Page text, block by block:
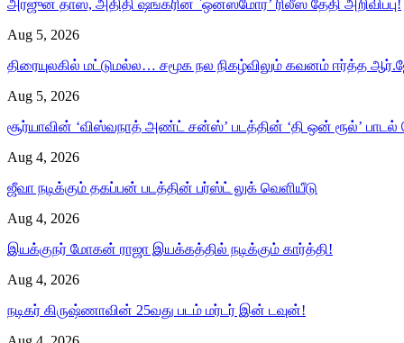
அர்ஜுன் தாஸ், அதிதி ஷங்கரின் `ஒன்ஸ்மோர்’ ரிலீஸ் தேதி அறிவிப்பு!
Aug 5, 2026
திரையுலகில் மட்டுமல்ல… சமூக நல நிகழ்விலும் கவனம் ஈர்த்த
Aug 5, 2026
சூர்யாவின் ‘விஸ்வநாத் அண்ட் சன்ஸ்’ படத்தின் ‘தி ஒன் ரூல்’ பாடல்
Aug 4, 2026
ஜீவா நடிக்கும் தகப்பன் படத்தின் பர்ஸ்ட் லுக் வெளியீடு
Aug 4, 2026
இயக்குநர் மோகன் ராஜா இயக்கத்தில் நடிக்கும் கார்த்தி!
Aug 4, 2026
நடிகர் கிருஷ்ணாவின் 25வது படம் மர்டர் இன் டவுன்!